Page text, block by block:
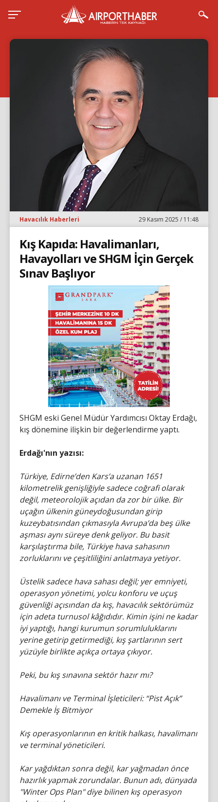
Havacılık Haberleri 29 Kasım 2025 / 11:48
Kış Kapıda: Havalimanları,
Havayolları ve SHGM İçin Gerçek
Sınav Başlıyor
SHGM eski Genel Müdür Yardımcısı Oktay Erdağı,
kış dönemine ilişkin bir değerlendirme yaptı.
Erdağı'nın yazısı:
Türkiye, Edirne’den Kars’a uzanan 1651
kilometrelik genişliğiyle sadece coğrafi olarak
değil, meteorolojik açıdan da zor bir ülke. Bir
uçağın ülkenin güneydoğusundan girip
kuzeybatısından çıkmasıyla Avrupa’da beş ülke
aşması aynı süreye denk geliyor. Bu basit
karşılaştırma bile, Türkiye hava sahasının
zorluklarını ve çeşitliliğini anlatmaya yetiyor.
Üstelik sadece hava sahası değil; yer emniyeti,
operasyon yönetimi, yolcu konforu ve uçuş
güvenliği açısından da kış, havacılık sektörümüz
için adeta turnusol kâğıdıdır. Kimin işini ne kadar
iyi yaptığı, hangi kurumun sorumluluklarını
yerine getirip getirmediği, kış şartlarının sert
yüzüyle birlikte açıkça ortaya çıkıyor.
Peki, bu kış sınavına sektör hazır mı?
Havalimanı ve Terminal İşleticileri: “Pist Açık”
Demekle İş Bitmiyor
Kış operasyonlarının en kritik halkası, havalimanı
ve terminal yöneticileri.
Kar yağdıktan sonra değil, kar yağmadan önce
hazırlık yapmak zorundalar. Bunun adı, dünyada
"Winter Ops Plan" diye bilinen kış operasyon